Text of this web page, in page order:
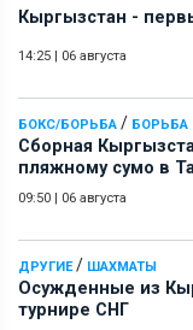
Кыргызстан -
14:25 | 06 августа
БОКС/БОРЬБА / БОРЬБА
Сборная
пляжному сумо в
09:50 | 06 августа
ДРУГИЕ/ ШАХМАТЫ
Осужденные из
турнире СНГ